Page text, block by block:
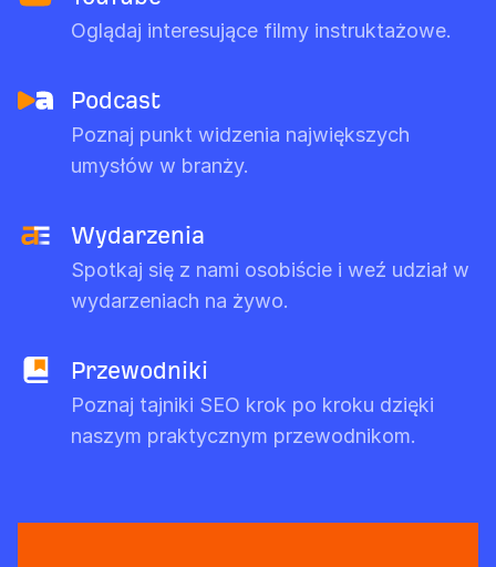
Oglądaj interesujące filmy instruktażowe.
Podcast
Poznaj punkt widzenia największych
umysłów w branży.
Wydarzenia
Spotkaj się z nami osobiście i weź udział w
wydarzeniach na żywo.
Przewodniki
Poznaj tajniki SEO krok po kroku dzięki
naszym praktycznym przewodnikom.